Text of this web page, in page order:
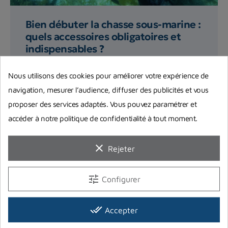
Bien débuter la chasse sous-marine :
quels accessoires obligatoires et
indispensables ?
pratiquer en toute quiétude et sécurité ? L'équipe
de Planet Plongée...
Lire la suite
Nous utilisons des cookies pour améliorer votre expérience de
navigation, mesurer l’audience, diffuser des publicités et vous
proposer des services adaptés. Vous pouvez paramétrer et
accéder à notre politique de confidentialité à tout moment.
clear Rejeter
tune Configurer
done_all Accepter